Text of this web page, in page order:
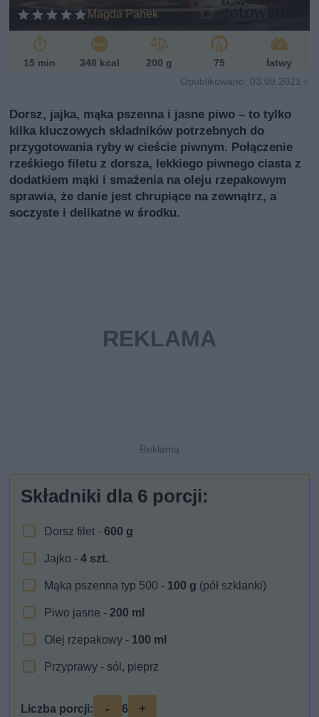
Magda Panek
15 min 348 kcal 200 g 75
łatwy
Opublikowano: 03.09.2021 r.
Dorsz, jajka, mąka pszenna i jasne piwo – to tylko
kilka kluczowych składników potrzebnych do
przygotowania ryby w cieście piwnym. Połączenie
rześkiego filetu z dorsza, lekkiego piwnego ciasta z
dodatkiem mąki i smażenia na oleju rzepakowym
sprawia, że danie jest chrupiące na zewnątrz, a
soczyste i delikatne w środku.
Składniki dla 6 porcji:
Dorsz filet -600 g
Jajko -4 szt.
Mąka pszenna typ 500 - 100 g (pół szklanki)
Piwo jasne -200 ml
Olej rzepakowy - 100 ml
Przyprawy - sól, pieprz
Liczba porcji: - 6 +